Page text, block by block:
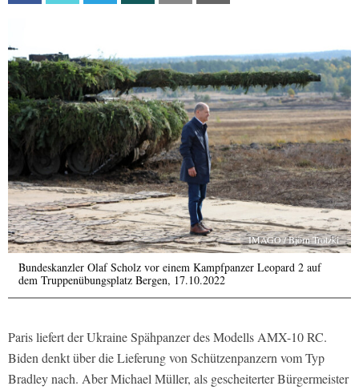
IMAGO / Björn Trotzki
Bundeskanzler Olaf Scholz vor einem Kampfpanzer Leopard 2 auf
dem Truppenübungsplatz Bergen, 17.10.2022
Paris liefert der Ukraine Spähpanzer des Modells AMX-10 RC.
Biden denkt über die Lieferung von Schützenpanzern vom Typ
Bradley nach. Aber Michael Müller, als gescheiterter Bürgermeister